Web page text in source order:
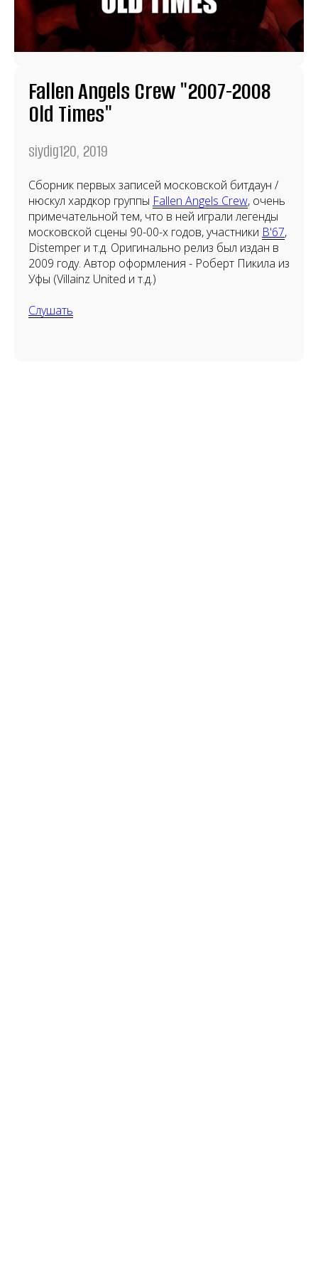
Fallen Angels Crew "2007-2008
Old Times"
siydig120, 2019
Сборник первых записей московской битдаун /
нюскул хардкор группы Fallen Angels Crew, очень
примечательной тем, что в ней играли легенды
московской сцены 90-00-х годов, участники B'67,
Distemper и т.д. Оригинально релиз был издан в
2009 году. Автор оформления - Роберт Пикила из
Уфы (Villainz United и т.д.)
Слушать